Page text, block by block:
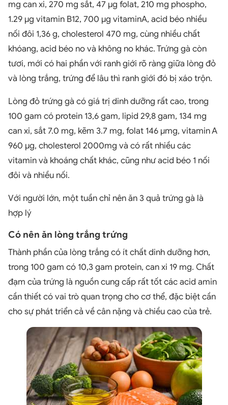
mg can xi, 270 mg sắt, 47 µg folat, 210 mg phospho,
1.29 µg vitamin B12, 700 µg vitaminA, acid béo nhiều
nối đôi 1,36 g, cholesterol 470 mg, cùng nhiều chất
khóang, acid béo no và không no khác. Trứng gà còn
tươi, mới có hai phần với ranh giới rõ ràng giữa lòng đỏ
và lòng trắng, trứng để lâu thì ranh giới đó bị xáo trộn.
Lòng đỏ trứng gà có giá trị dinh dưỡng rất cao, trong
100 gam có protein 13,6 gam, lipid 29,8 gam, 134 mg
can xi, sắt 7.0 mg, kẽm 3.7 mg, folat 146 µmg, vitamin A
960 µg, cholesterol 2000mg và có rất nhiều các
vitamin và khoáng chất khác, cũng như acid béo 1 nối
đôi và nhiều nối.
Với người lớn, một tuần chỉ nên ăn 3 quả trứng gà là
hợp lý
Có nên ăn lòng trắng trứng
Thành phần của lòng trắng có ít chất dinh dưỡng hơn,
trong 100 gam có 10,3 gam protein, can xi 19 mg. Chất
đạm của trứng là nguồn cung cấp rất tốt các acid amin
cần thiết có vai trò quan trọng cho cơ thể, đặc biệt cần
cho sự phát triển cả về cân nặng và chiều cao của trẻ.